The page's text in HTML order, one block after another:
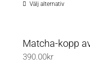
Välj alternativDen
har
Matcha-kopp
390.00kr